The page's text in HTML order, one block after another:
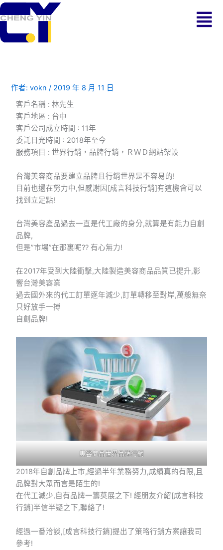
跳
至
主
要
Menu
作者:vokn/ 2019 年 8 月 11 日
客戶名稱 : 林先生
客戶地區 : 台中
客戶公司成立時間 : 11年
委託日光時間 : 2018年至今
服務項目 : 世界行銷，品牌行銷，ＲＷＤ網站架設
台灣美容商品要建立品牌且行銷世界是不容易的!
目前也還在努力中,但感謝因[成言科技行銷]有這機會可以
找到立足點!
台灣美容產品過去一直是代工廠的身分,就算是有能力自創
品牌,
但是”市場”在那裏呢?? 有心無力!
在2017年受到大陸衝擊,大陸製造美容商品品質已提升,影
響台灣美容業
過去國外來的代工訂單逐年減少,訂單轉移至對岸,萬般無奈
只好放手一搏
自創品牌!
美容商品世界品牌行銷
2018年自創品牌上市,經過半年業務努力,成績真的有限,且
品牌對大眾而言是陌生的!
在代工減少,自有品牌一籌莫展之下! 經朋友介紹[成言科技
行銷]半信半疑之下,聯絡了!
經過一番洽談,[成言科技行銷]提出了策略行銷方案讓我司
參考!